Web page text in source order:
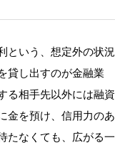
という、想定外の状況
貸し出すのが金融業
る相手先以外には融資
金を預け、信用力のあ
たなくても、広がる一